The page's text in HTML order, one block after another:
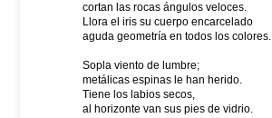
cortan las rocas ángulos veloces.
Llora el iris su cuerpo encarcelado
aguda geometría en todos los colores.
Sopla viento de lumbre;
metálicas espinas le han herido.
Tiene los labios secos,
al horizonte van sus pies de vidrio.